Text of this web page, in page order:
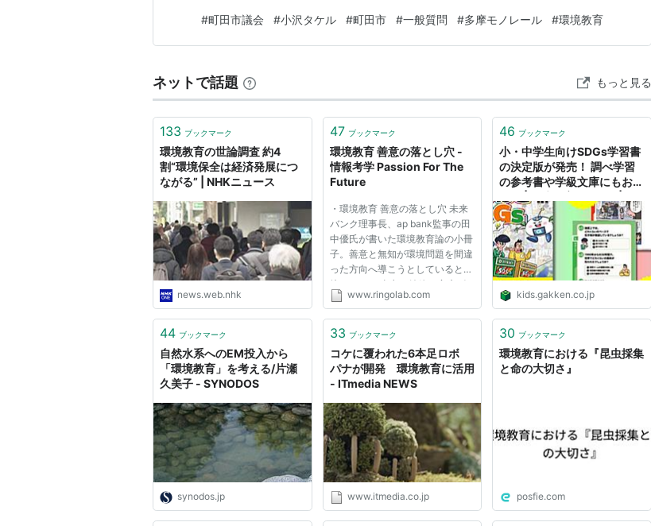
の減量・資源化に向けた次世代への環境教育」および「多摩都市モノレール町田方面延
伸事業の推進」に関する質問と市の答弁の全貌を分…
#町田市議会 #小沢タケル #町田市 #一般質問 #多摩モノレール #環境教育
ネットで話題 もっと見る
133 ブックマーク
環境教育の世論調査 約4
割“環境保全は経済発展につ
ながる” | NHKニュース
news.web.nhk
47 ブックマーク
環境教育 善意の落とし穴 -
情報考学 Passion For The
Future
・環境教育 善意の落とし穴 未来
バンク理事長、ap bank監事の田
中優氏が書いた環境教育論の小冊
子。善意と無知が環境問題を間違
った方向へ導こうとしていると指
摘する。 ・東京の純粋な家庭ゴ
ミは一般廃棄物のうち２７分の１
二酸化炭素排出量は全体の１３．
５％に過ぎない ・家庭の電気消...
www.ringolab.com
46 ブックマーク
小・中学生向けSDGs学習書
の決定版が発売！ 調べ学習
の参考書や学級文庫にもおす
員の方へ | キッズネット
kids.gakken.co.jp
44 ブックマーク
自然水系へのEM投入から
「環境教育」を考える/片瀬
久美子 - SYNODOS
synodos.jp
33 ブックマーク
コケに覆われた6本足ロボ
パナが開発 環境教育に活用
- ITmedia NEWS
www.itmedia.co.jp
30 ブックマーク
環境教育における『昆虫採集
と命の大切さ』
posfie.com